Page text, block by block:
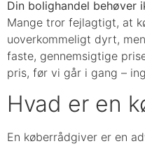
Din bolighandel behøver
Mange tror fejlagtigt, at
uoverkommeligt dyrt,
faste, gennemsigtige
pris, før vi går i gang –
Hvad er en
En køberrådgiver er en